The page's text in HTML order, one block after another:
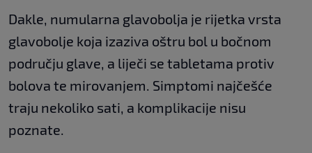
Dakle, numularna glavobolja je rijetka vrsta
glavobolje koja izaziva oštru bol u bočnom
području glave, a liječi se tabletama protiv
bolova te mirovanjem. Simptomi najčešće
traju nekoliko sati, a komplikacije nisu
poznate.